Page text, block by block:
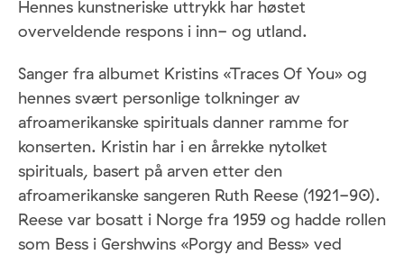
Hennes kunstneriske uttrykk har høstet
overveldende respons i inn- og utland.
Sanger fra albumet Kristins «Traces Of You» og
hennes svært personlige tolkninger av
afroamerikanske spirituals danner ramme for
konserten. Kristin har i en årrekke nytolket
spirituals, basert på arven etter den
afroamerikanske sangeren Ruth Reese (1921-90).
Reese var bosatt i Norge fra 1959 og hadde rollen
som Bess i Gershwins «Porgy and Bess» ved